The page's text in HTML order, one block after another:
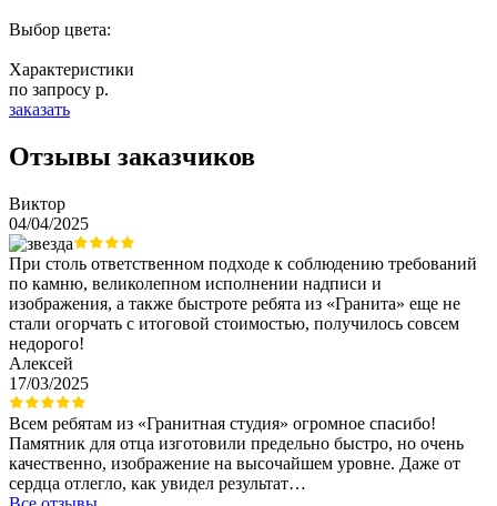
Выбор цвета:
Характеристики
по запросу р.
заказать
Отзывы заказчиков
Виктор
04/04/2025
При столь ответственном подходе к соблюдению требований
по камню, великолепном исполнении надписи и
изображения, а также быстроте ребята из «Гранита» еще не
стали огорчать с итоговой стоимостью, получилось совсем
недорого!
Алексей
17/03/2025
Всем ребятам из «Гранитная студия» огромное спасибо!
Памятник для отца изготовили предельно быстро, но очень
качественно, изображение на высочайшем уровне. Даже от
сердца отлегло, как увидел результат…